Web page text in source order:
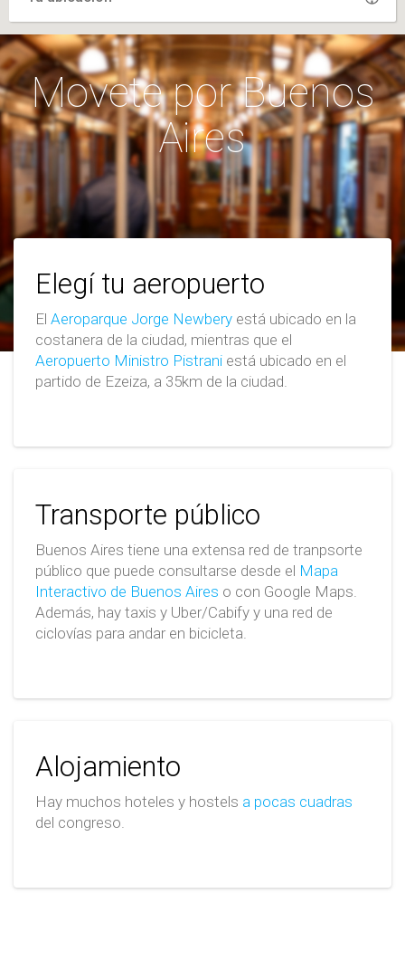
DISTANCIA
Ver on Google Maps
Movete por Buenos
Aires
Elegí tu aeropuerto
El Aeroparque Jorge Newbery está ubicado en la
costanera de la ciudad, mientras que el
Aeropuerto Ministro Pistrani está ubicado en el
partido de Ezeiza, a 35km de la ciudad.
Transporte público
Buenos Aires tiene una extensa red de tranpsorte
público que puede consultarse desde el Mapa
Interactivo de Buenos Aires o con Google Maps.
Además, hay taxis y Uber/Cabify y una red de
ciclovías para andar en bicicleta.
Alojamiento
Hay muchos hoteles y hostels a pocas cuadras
del congreso.